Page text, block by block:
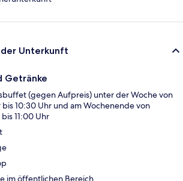
Unterkunft
Getränke
(gegen Aufpreis) unter der Woche von
10:30 Uhr und am Wochenende von
11:00 Uhr
im öffentlichen Bereich